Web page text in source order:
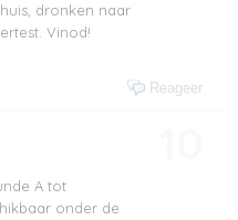
dronken naar
Vinod!
Reageer
A tot
onder de